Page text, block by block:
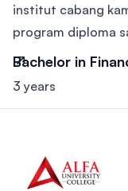
institut cabang
program diploma
Bachelor in
3 years